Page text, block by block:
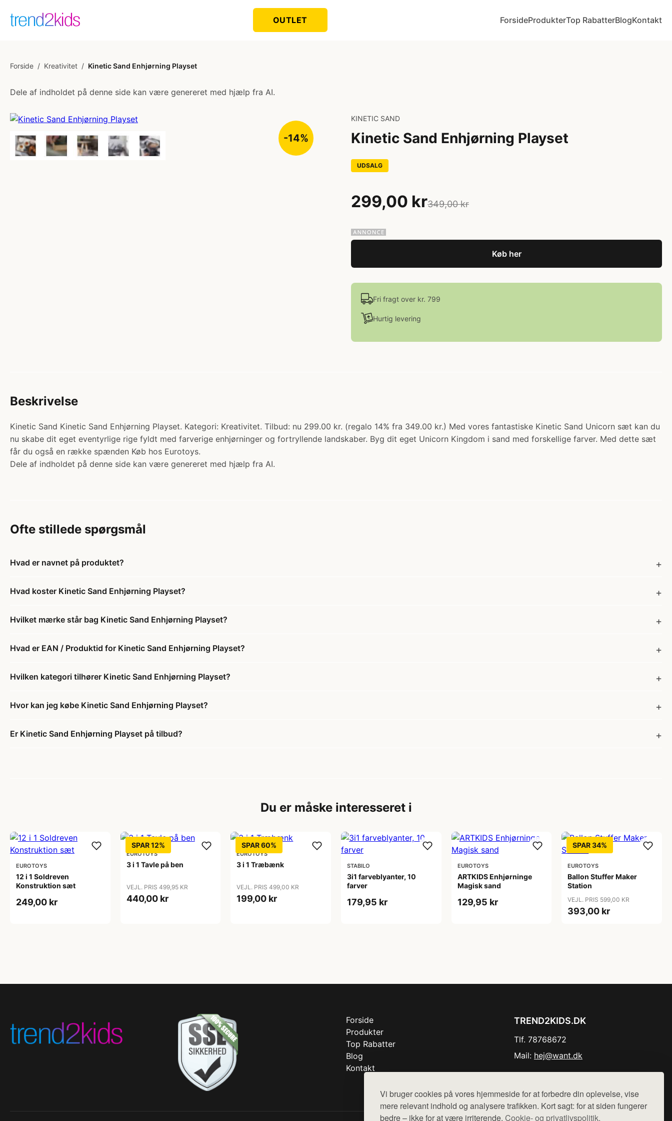
Vi bruger cookies på vores hjemmeside for at forbedre din oplevelse, vise
mere relevant indhold og analysere trafikken. Kort sagt: for at siden fungerer
bedre – ikke for at være irriterende. Cookie- og privatlivspolitik.
OUTLET ForsideProdukterTop RabatterBlogKontakt
Forside / Kreativitet / Kinetic Sand Enhjørning Playset
Dele af indholdet på denne side kan være genereret med hjælp fra AI.
-14%
KINETIC SAND
Kinetic Sand Enhjørning Playset
UDSALG
299,00 kr349,00 kr
Køb her
Fri fragt over kr. 799
Hurtig levering
Beskrivelse
Kinetic Sand Kinetic Sand Enhjørning Playset. Kategori: Kreativitet. Tilbud: nu 299.00 kr. (regalo 14% fra 349.00 kr.) Med vores fantastiske Kinetic Sand Unicorn sæt kan du
nu skabe dit eget eventyrlige rige fyldt med farverige enhjørninger og fortryllende landskaber. Byg dit eget Unicorn Kingdom i sand med forskellige farver. Med dette sæt
får du også en række spænden Køb hos Eurotoys.
Dele af indholdet på denne side kan være genereret med hjælp fra AI.
Ofte stillede spørgsmål
Hvad er navnet på produktet?
Hvad koster Kinetic Sand Enhjørning Playset?
Hvilket mærke står bag Kinetic Sand Enhjørning Playset?
Hvad er EAN / Produktid for Kinetic Sand Enhjørning Playset?
Hvilken kategori tilhører Kinetic Sand Enhjørning Playset?
Hvor kan jeg købe Kinetic Sand Enhjørning Playset?
Er Kinetic Sand Enhjørning Playset på tilbud?
Du er måske interesseret i
EUROTOYS
12 i 1 Soldreven
Konstruktion sæt
249,00 kr
SPAR 12%
EUROTOYS
3 i 1 Tavle på ben
VEJL. PRIS 499,95 KR
440,00 kr
SPAR 60%
EUROTOYS
3 i 1 Træbænk
VEJL. PRIS 499,00 KR
199,00 kr
STABILO
3i1 farveblyanter, 10
farver
179,95 kr
EUROTOYS
ARTKIDS Enhjørninge
Magisk sand
129,95 kr
SPAR 34%
EUROTOYS
Ballon Stuffer Maker
Station
VEJL. PRIS 599,00 KR
393,00 kr
Forside
Produkter
Top Rabatter
Blog
Kontakt
TREND2KIDS.DK
Tlf. 78768672
Mail: hej@want.dk